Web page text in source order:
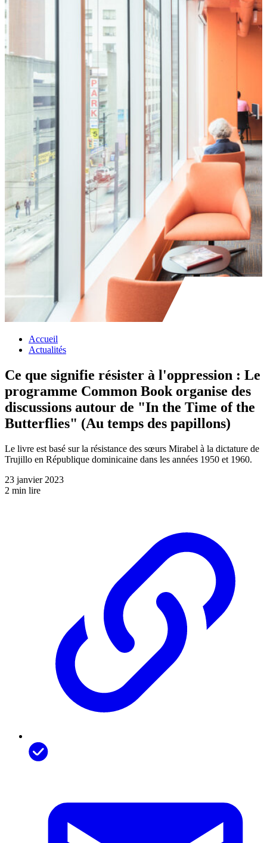
Accueil
Actualités
Ce que signifie résister à l'oppression : Le
programme Common Book organise des
discussions autour de "In the Time of the
Butterflies" (Au temps des papillons)
Le livre est basé sur la résistance des sœurs Mirabel à la dictature de
Trujillo en République dominicaine dans les années 1950 et 1960.
23 janvier 2023
2 min lire